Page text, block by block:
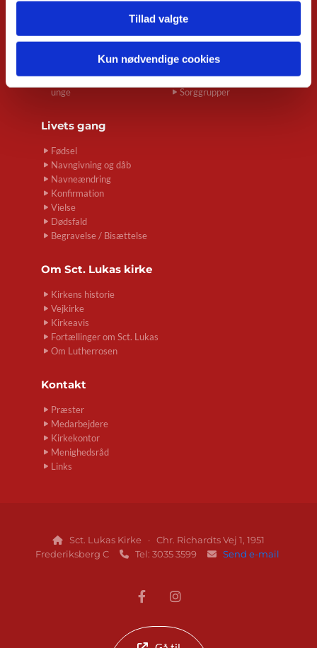
Tillad valgte
Kun nødvendige cookies
Spirekoret Hjertelyd
mellem 25-45 år
Sorg og Skrivning for
unge
Stemmebroen
Fællessang
Kig Ind
Seniortræf
Sorggrupper
Livets gang
Fødsel
Navngivning og dåb
Navneændring
Konfirmation
Vielse
Dødsfald
Begravelse / Bisættelse
Om Sct. Lukas kirke
Kirkens historie
Vejkirke
Kirkeavis
Fortællinger om Sct. Lukas
Om Lutherrosen
Kontakt
Præster
Medarbejdere
Kirkekontor
Menighedsråd
Links

Sct. Lukas Kirke · Chr. Richardts Vej 1, 1951
Frederiksberg C
 Tel: 3035 3599  Send e-mail